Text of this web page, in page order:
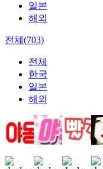
일본
해외
전체(703)
전체
한국
일본
해외